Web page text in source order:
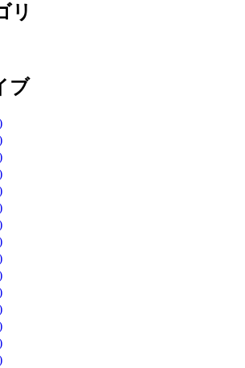
リ
ブ